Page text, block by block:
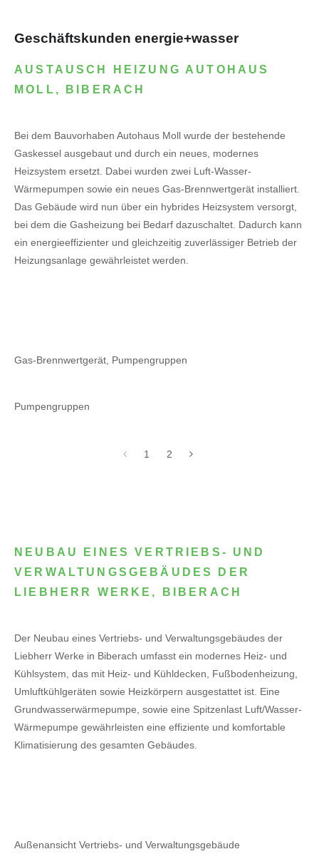
Geschäftskunden energie+wasser
AUSTAUSCH HEIZUNG AUTOHAUS
MOLL, BIBERACH
Bei dem Bauvorhaben Autohaus Moll wurde der bestehende
Gaskessel ausgebaut und durch ein neues, modernes
Heizsystem ersetzt. Dabei wurden zwei Luft-Wasser-
Wärmepumpen sowie ein neues Gas-Brennwertgerät installiert.
Das Gebäude wird nun über ein hybrides Heizsystem versorgt,
bei dem die Gasheizung bei Bedarf dazuschaltet. Dadurch kann
ein energieeffizienter und gleichzeitig zuverlässiger Betrieb der
Heizungsanlage gewährleistet werden.
Gas-Brennwertgerät, Pumpengruppen
Pumpengruppen
1 2
NEUBAU EINES VERTRIEBS- UND
VERWALTUNGSGEBÄUDES DER
LIEBHERR WERKE, BIBERACH
Der Neubau eines Vertriebs- und Verwaltungsgebäudes der
Liebherr Werke in Biberach umfasst ein modernes Heiz- und
Kühlsystem, das mit Heiz- und Kühldecken, Fußbodenheizung,
Umluftkühlgeräten sowie Heizkörpern ausgestattet ist. Eine
Grundwasserwärmepumpe, sowie eine Spitzenlast Luft/Wasser-
Wärmepumpe gewährleisten eine effiziente und komfortable
Klimatisierung des gesamten Gebäudes.
Außenansicht Vertriebs- und Verwaltungsgebäude